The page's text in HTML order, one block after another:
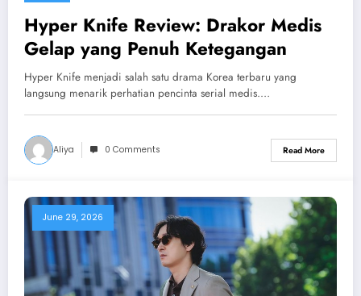
Hyper Knife Review: Drakor Medis
Gelap yang Penuh Ketegangan
Hyper Knife menjadi salah satu drama Korea terbaru yang
langsung menarik perhatian pencinta serial medis.…
Aliya 0 Comments Read More
June 29, 2026